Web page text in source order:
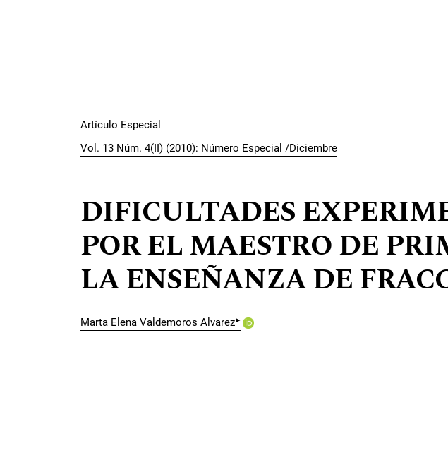
Artículo Especial
Vol. 13 Núm. 4(II) (2010): Número Especial /Diciembre
DIFICULTADES
POR EL MAESTRO DE
LA ENSEÑANZA DE
Marta Elena Valdemoros Alvarez▸